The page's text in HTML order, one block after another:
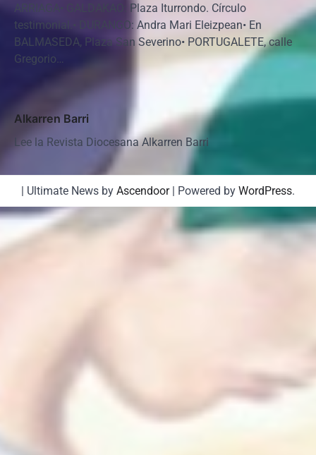
t
r
a
s
ARRIAGA• GALDAKAO: Plaza Iturrondo. Círculo
testimonial.• DURANGO: Andra Mari Eleizpean• En
BALMASEDA, Plaza San Severino• PORTUGALETE, calle
Gregorio…
Alkarren Barri
Lee la Revista Diocesana Alkarren Barri
| Ultimate News by Ascendoor| Powered by WordPress.